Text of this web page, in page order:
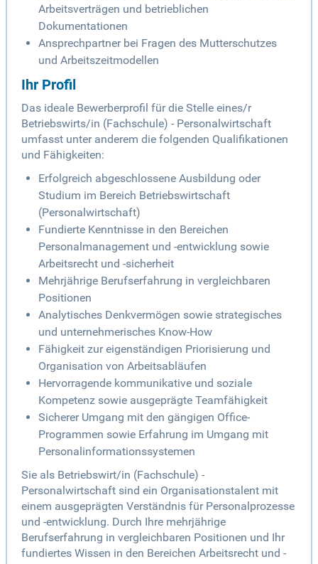
Arbeitsverträgen und betrieblichen
Dokumentationen
Ansprechpartner bei Fragen des Mutterschutzes
und Arbeitszeitmodellen
Ihr Profil
Das ideale Bewerberprofil für die Stelle eines/r
Betriebswirts/in (Fachschule) - Personalwirtschaft
umfasst unter anderem die folgenden Qualifikationen
und Fähigkeiten:
Erfolgreich abgeschlossene Ausbildung oder
Studium im Bereich Betriebswirtschaft
(Personalwirtschaft)
Fundierte Kenntnisse in den Bereichen
Personalmanagement und -entwicklung sowie
Arbeitsrecht und -sicherheit
Mehrjährige Berufserfahrung in vergleichbaren
Positionen
Analytisches Denkvermögen sowie strategisches
und unternehmerisches Know-How
Fähigkeit zur eigenständigen Priorisierung und
Organisation von Arbeitsabläufen
Hervorragende kommunikative und soziale
Kompetenz sowie ausgeprägte Teamfähigkeit
Sicherer Umgang mit den gängigen Office-
Programmen sowie Erfahrung im Umgang mit
Personalinformationssystemen
Sie als Betriebswirt/in (Fachschule) -
Personalwirtschaft sind ein Organisationstalent mit
einem ausgeprägten Verständnis für Personalprozesse
und -entwicklung. Durch Ihre mehrjährige
Berufserfahrung in vergleichbaren Positionen und Ihr
fundiertes Wissen in den Bereichen Arbeitsrecht und -